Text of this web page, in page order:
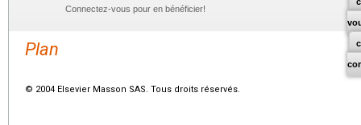
Connectez-vous pour en bénéficier!
Plan
© 2004 Elsevier Masson SAS. Tous droits réservés.